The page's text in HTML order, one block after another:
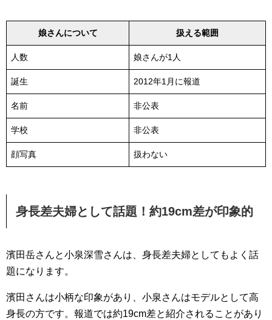
娘さんについて 扱える範囲
人数 娘さんが1人
誕生 2012年1月に報道
名前 非公表
学校 非公表
顔写真 扱わない
身長差夫婦として話題！約19cm差が印象的
濱田岳さんと小泉深雪さんは、身長差夫婦としてもよく話
題になります。
濱田さんは小柄な印象があり、小泉さんはモデルとして高
身長の方です。報道では約19cm差と紹介されることがあり